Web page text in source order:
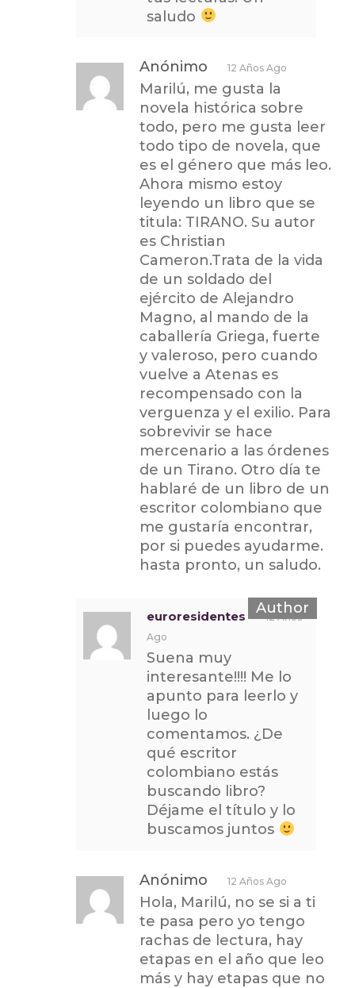
saludo
Anónimo 12 Años Ago
Marilú, me gusta la
novela histórica sobre
todo, pero me gusta leer
todo tipo de novela, que
es el género que más leo.
Ahora mismo estoy
leyendo un libro que se
titula: TIRANO. Su autor
es Christian
Cameron.Trata de la vida
de un soldado del
ejército de Alejandro
Magno, al mando de la
caballería Griega, fuerte
y valeroso, pero cuando
vuelve a Atenas es
recompensado con la
verguenza y el exilio. Para
sobrevivir se hace
mercenario a las órdenes
de un Tirano. Otro día te
hablaré de un libro de un
escritor colombiano que
me gustaría encontrar,
por si puedes ayudarme.
hasta pronto, un saludo.
euroresidentes
12 Años
Ago
Suena muy
interesante!!!! Me lo
apunto para leerlo y
luego lo
comentamos. ¿De
qué escritor
colombiano estás
buscando libro?
Déjame el título y lo
buscamos juntos
Anónimo 12 Años Ago
Hola, Marilú, no se si a ti
te pasa pero yo tengo
rachas de lectura, hay
etapas en el año que leo
más y hay etapas que no